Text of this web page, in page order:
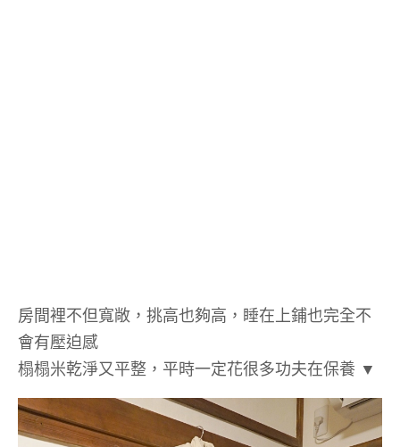
房間裡不但寬敞，挑高也夠高，睡在上鋪也完全不
會有壓迫感
榻榻米乾淨又平整，平時一定花很多功夫在保養 ▼